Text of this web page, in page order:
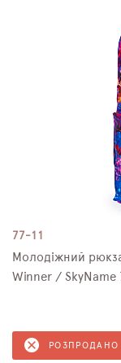
77-11
Молодіжний
Winner /
РОЗПРОДАНО